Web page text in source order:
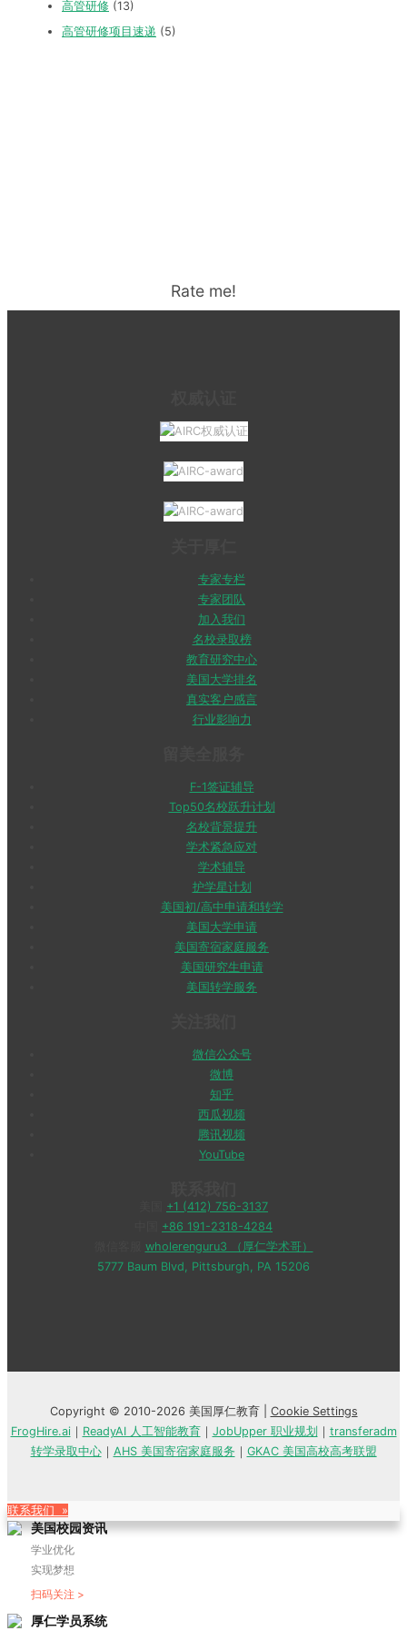
高管研修 (13)
高管研修项目速递 (5)
Rate me!
专家专栏
专家团队
加入我们
名校录取榜
教育研究中心
美国大学排名
真实客户感言
行业影响力
F-1签证辅导
Top50名校跃升计划
名校背景提升
学术紧急应对
学术辅导
护学星计划
美国初/高中申请和转学
美国大学申请
美国寄宿家庭服务
美国研究生申请
美国转学服务
微信公众号
微博
知乎
西瓜视频
腾讯视频
YouTube
+1 (412) 756-3137
+86 191-2318-4284
wholerenguru3 （厚仁学术哥）
5777 Baum Blvd, Pittsburgh, PA 15206
Copyright © 2010-2026 美国厚仁教育 | Cookie Settings
FrogHire.ai｜ ReadyAI 人工智能教育｜ JobUpper 职业规划 ｜ transferadm
转学录取中心｜ AHS 美国寄宿家庭服务 ｜ GKAC 美国高校高考联盟
联系我们 »
美国校园资讯
学业优化
实现梦想
扫码关注 >
厚仁学员系统